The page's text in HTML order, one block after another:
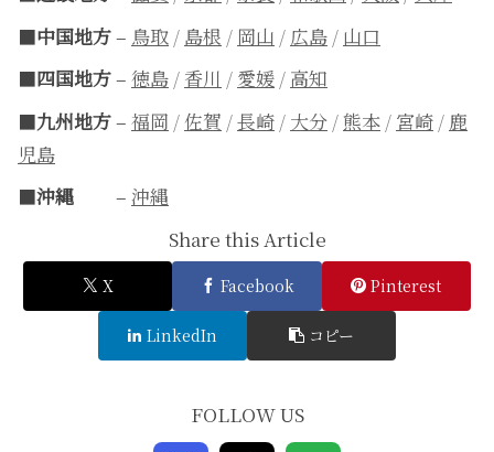
■中国地方– 鳥取 / 島根 / 岡山 / 広島 / 山口
■四国地方– 徳島 / 香川 / 愛媛 / 高知
■九州地方– 福岡 /佐賀 /長崎 / 大分 /熊本 / 宮崎 / 鹿
児島
■沖縄 – 沖縄
Share this Article
X Facebook Pinterest
LinkedIn コピー
FOLLOW US